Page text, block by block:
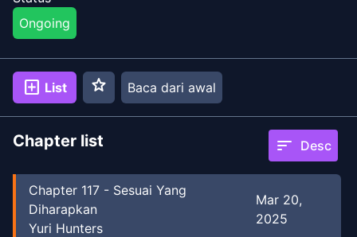
Ongoing
add_box List star Baca dari awal
Chapter list sort Desc
Chapter 117- Sesuai Yang
Diharapkan
Yuri Hunters
Mar 20,
2025